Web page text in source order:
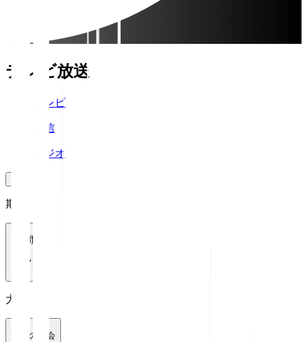
テレビ放送
テレビ
配信
ラジオ
期間
1週間
大会
全ての大会